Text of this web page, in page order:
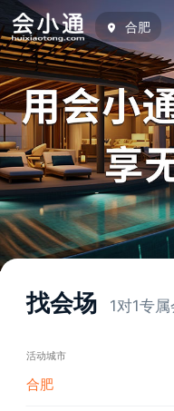
合肥
找会场 1对1专
活动城市
合肥